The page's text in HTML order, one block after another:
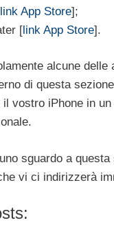
link App Store];
[link App Store].
alcune delle
di questa
vostro iPhone in
sguardo a
vi ci indirizzerà